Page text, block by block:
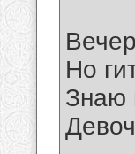
Но
Знаю